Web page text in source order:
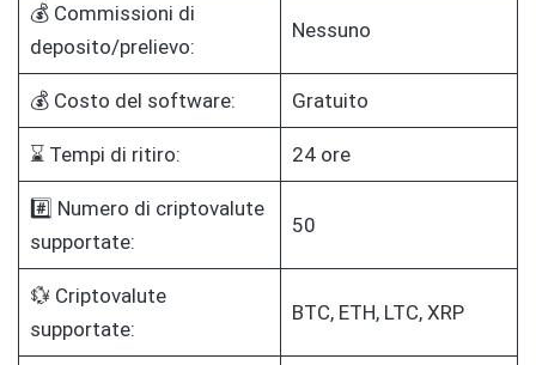
💰 Commissioni di
deposito/prelievo:
Nessuno
💰 Costo del software: Gratuito
⌛ Tempi di ritiro: 24 ore
#️⃣ Numero di criptovalute
supportate:
50
💱 Criptovalute
supportate:
BTC, ETH, LTC, XRP